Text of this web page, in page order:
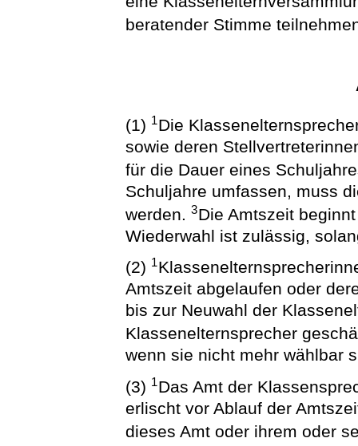
beratender Stimme
(1) 1Die
sowie deren
für die Dauer eines
Schuljahre umfassen, muss
werden.3Die Amtszeit
Wiederwahl ist zulässig,
(2) 1
Amtszeit abgelaufen oder
bis zur Neuwahl der
Klassenelternsprecher
wenn sie nicht mehr wählbar
(3) 1Das Amt der
erlischt vor Ablauf der
dieses Amt oder ihrem oder